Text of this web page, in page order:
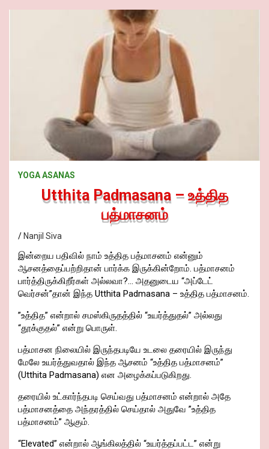
YOGA ASANAS
Utthita Padmasana – உத்தித
பத்மாசனம்
Nanjil Siva
இன்றைய பதிவில் நாம் உத்தித பத்மாசனம் என்னும்
ஆசனத்தைப்பற்றிதான் பார்க்க இருக்கின்றோம். பத்மாசனம்
பார்த்திருக்கிறீர்கள் அல்லவா?… அதனுடைய “அப்டேட்
வெர்சன்”தான் இந்த Utthita Padmasana – உத்தித பத்மாசனம்.
”உத்தித” என்றால் சமஸ்கிருதத்தில் “உயர்த்துதல்” அல்லது
“தூக்குதல்” என்று பொருள்.
பத்மாசன நிலையில் இருந்தபடியே உடலை தரையில் இருந்து
மேலே உயர்த்துவதால் இந்த ஆசனம் “உத்தித பத்மாசனம்”
(Utthita Padmasana) என அழைக்கப்படுகிறது.
தரையில் உட்கார்ந்தபடி செய்வது பத்மாசனம் என்றால் அதே
பத்மாசனத்தை அந்தரத்தில் செய்தால் அதுவே ”உத்தித
பத்மாசனம்” ஆகும்.
“Elevated” என்றால் ஆங்கிலத்தில் “உயர்த்தப்பட்ட” என்று